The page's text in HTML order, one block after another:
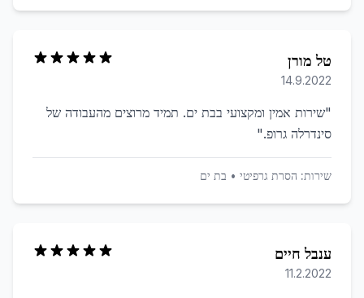
טל מורן
14.9.2022
"שירות אמין ומקצועי בבת ים. תמיד מרוצים מהעבודה של
סינדרלה גרופ."
שירות: הסרת גרפיטי • בת ים
ענבל חיים
11.2.2022